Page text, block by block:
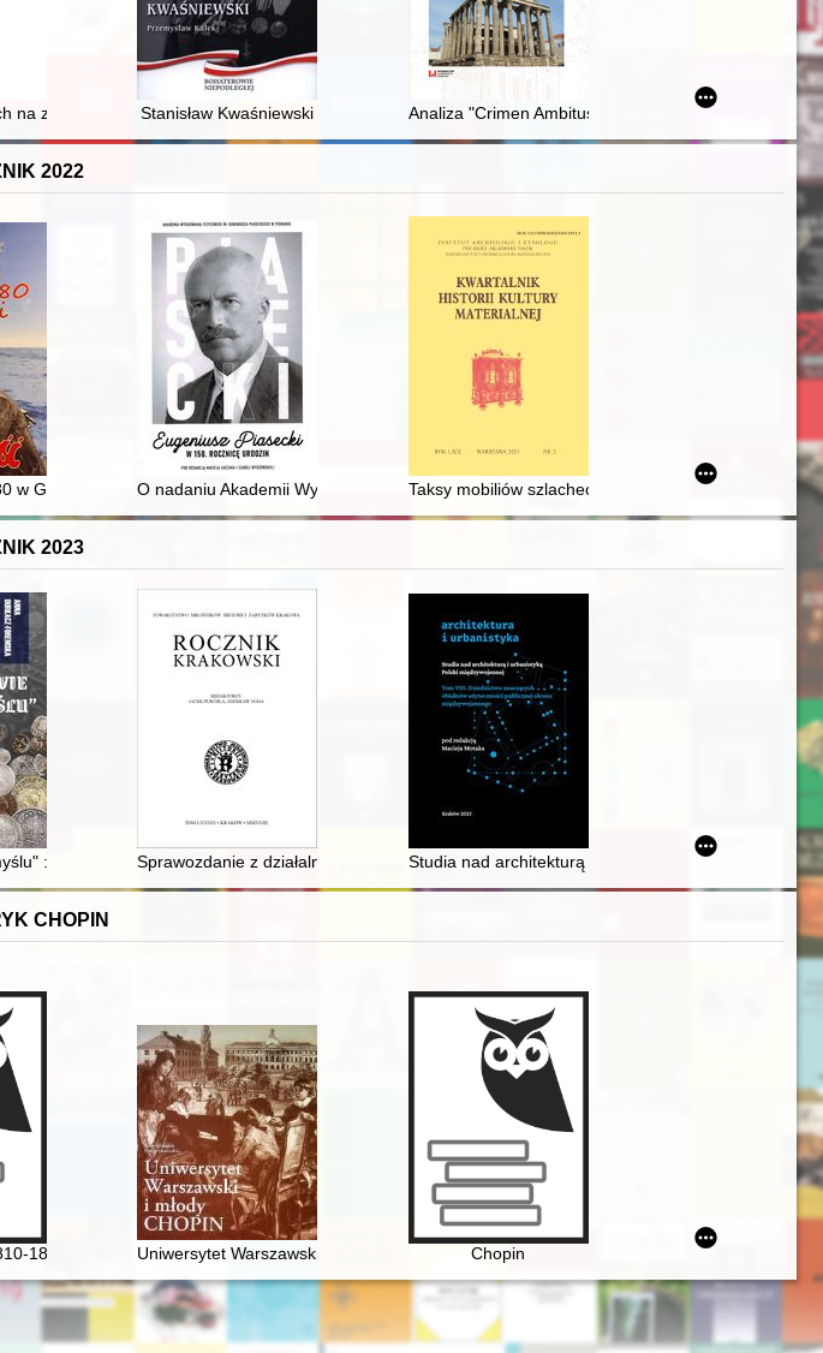
and the Lachowicze entail
rzeszowskiego wątku prowokacji "Lawina"
na ziemiach polskich w XIX i na początku XX wieku (do 1918 roku)
Stanisław Kwaśniewski Analiza "Crimen Ambitus" w świetle hiszpańskich
2022
Piłsudski "Dziennik 1882-1885", opracowanie Jolanta Żyndul, ss. 588, Warszawa 2021,
w Gdyni : tylko tu i wówczas mogliśmy stworzyć zręby niepodległości. T. 10
O nadaniu Akademii Wychowania Fizycznego w Poznaniu imienia Eugeniusza Piaseckiego
Taksy mobiliów szlacheckich z krakowskich ksiąg
2023
wieku pw. Bożego Ciała w Jasieniu w świetle źródeł historycznych i badań archeologicznych
: monety władców Polski w zbiorach Muzeum Narodowego Ziemi Przemyskiej
Sprawozdanie z działalności Komitetu Opieki nad Kopcem Józefa Piłsudskiego w 2022
Studia nad architekturą i urbanistyką Polski
CHOPIN
II połowy XIX wieku w aspekcie transmisji dzieł Fryderyka Chopina
1849] Uniwersytet Warszawski i młody Chopin Chopin